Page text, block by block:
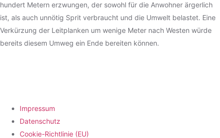
hundert Metern erzwungen, der sowohl für die Anwohner ärgerlich
ist, als auch unnötig Sprit verbraucht und die Umwelt belastet. Eine
Verkürzung der Leitplanken um wenige Meter nach Westen würde
bereits diesem Umweg ein Ende bereiten können.
Impressum
Datenschutz
Cookie-Richtlinie (EU)